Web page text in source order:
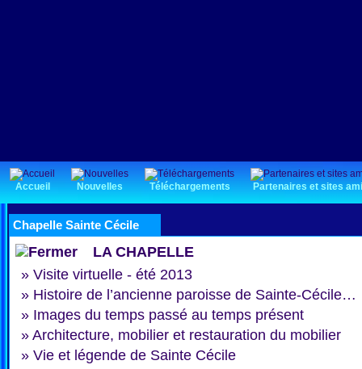
Accueil Nouvelles Téléchargements Partenaires et sites
Chapelle Sainte Cécile
LA CHAPELLE
» Visite virtuelle - été 2013
» Histoire de l’ancienne paroisse de Sainte-Cécile…
» Images du temps passé au temps présent
» Architecture, mobilier et restauration du mobilier
» Vie et légende de Sainte Cécile